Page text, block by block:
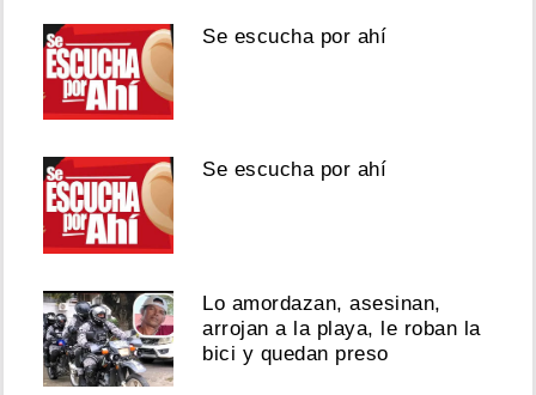
Se escucha por ahí
Se escucha por ahí
Lo amordazan, asesinan,
arrojan a la playa, le roban la
bici y quedan preso